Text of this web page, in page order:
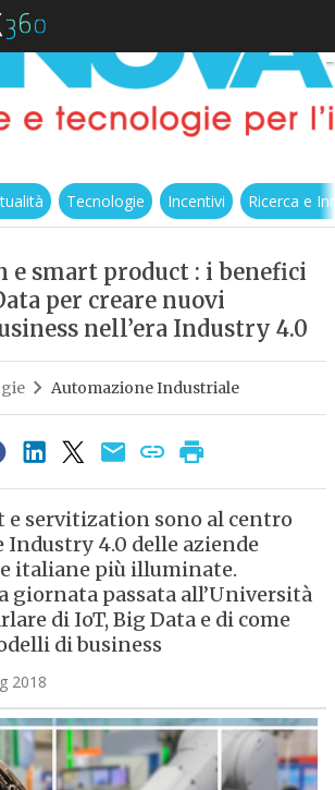
Tecnologie Incentivi Ricerca e
e smart product : i benefici
per creare nuovi
nell’era Industry 4.0
Automazione Industriale
e servitization sono al centro
Industry 4.0 delle aziende
italiane più illuminate.
giornata passata all’Università
di IoT, Big Data e di come
di business
2018